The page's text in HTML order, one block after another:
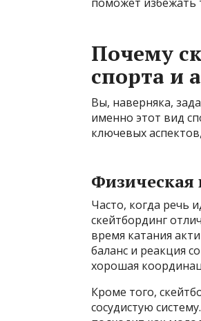
Почему
спорта и
Вы, наверняка,
именно этот вид
ключевых
Физическая
Часто, когда речь
скейтбординг
время катания
баланс и реакция
хорошая
Кроме того,
сосудистую